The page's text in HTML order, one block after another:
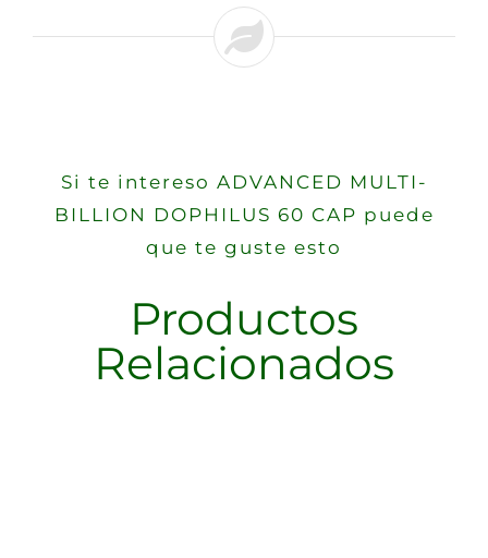
Si te intereso ADVANCED MULTI-
BILLION DOPHILUS 60 CAP puede
que te guste esto
Productos
Relacionados